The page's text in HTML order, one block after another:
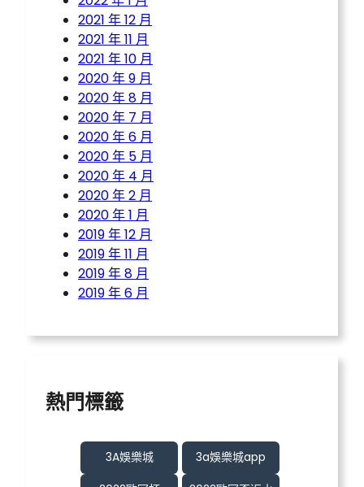
2021 年 12 月
2021 年 11 月
2021 年 10 月
2020 年 9 月
2020 年 8 月
2020 年 7 月
2020 年 6 月
2020 年 5 月
2020 年 4 月
2020 年 2 月
2020 年 1 月
2019 年 12 月
2019 年 11 月
2019 年 8 月
2019 年 6 月
熱門標籤
3A娛樂城
3a娛樂城app